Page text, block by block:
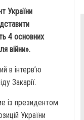
України
4 основних
війни».
в інтерв’ю
Закарії.
із президентом
України